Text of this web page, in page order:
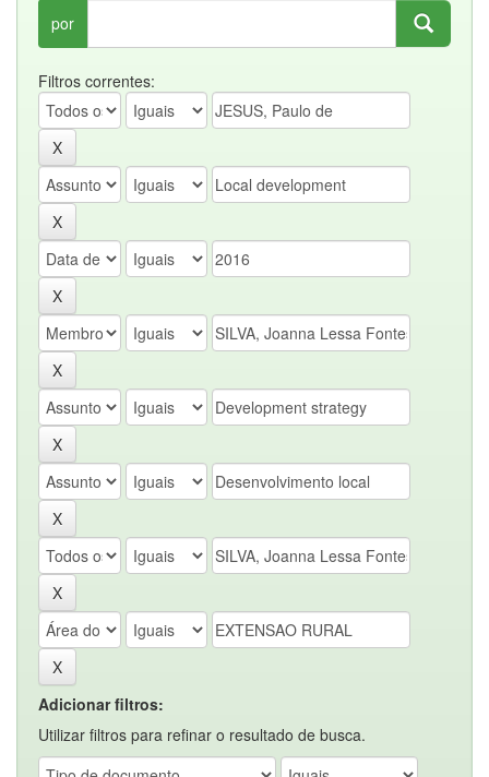
por
Filtros correntes:
Adicionar filtros:
Utilizar filtros para refinar o resultado de busca.